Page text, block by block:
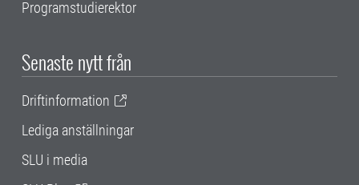
Programstudierektor
Senaste nytt från
Driftinformation
Lediga anställningar
SLU i media